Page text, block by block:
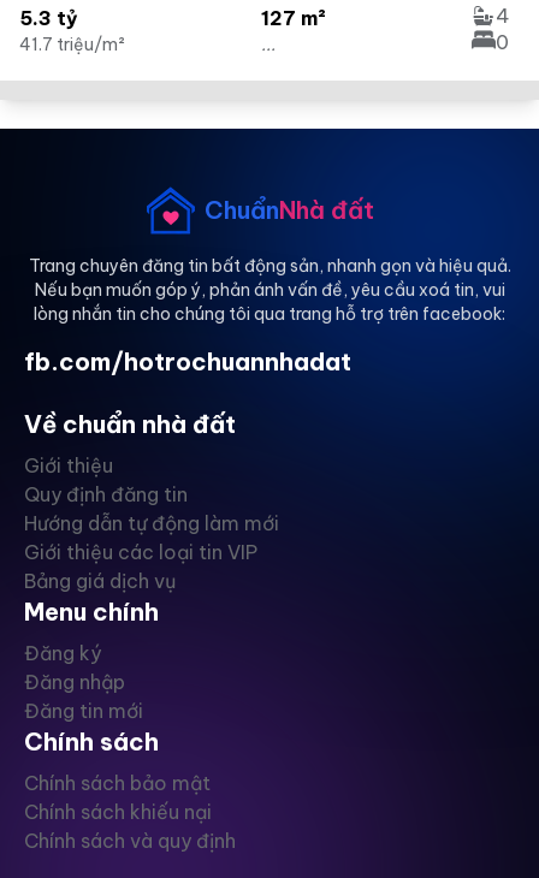
5.3 tỷ
41.7 triệu/m²
127 m²
...
4
0
ChuẩnNhà đất
Trang chuyên đăng tin bất động sản, nhanh gọn và hiệu quả.
Nếu bạn muốn góp ý, phản ánh vấn đề, yêu cầu xoá tin, vui
lòng nhắn tin cho chúng tôi qua trang hỗ trợ trên facebook:
fb.com/hotrochuannhadat
Về chuẩn nhà đất
Giới thiệu
Quy định đăng tin
Hướng dẫn tự động làm mới
Giới thiệu các loại tin VIP
Bảng giá dịch vụ
Menu chính
Đăng ký
Đăng nhập
Đăng tin mới
Chính sách
Chính sách bảo mật
Chính sách khiếu nại
Chính sách và quy định